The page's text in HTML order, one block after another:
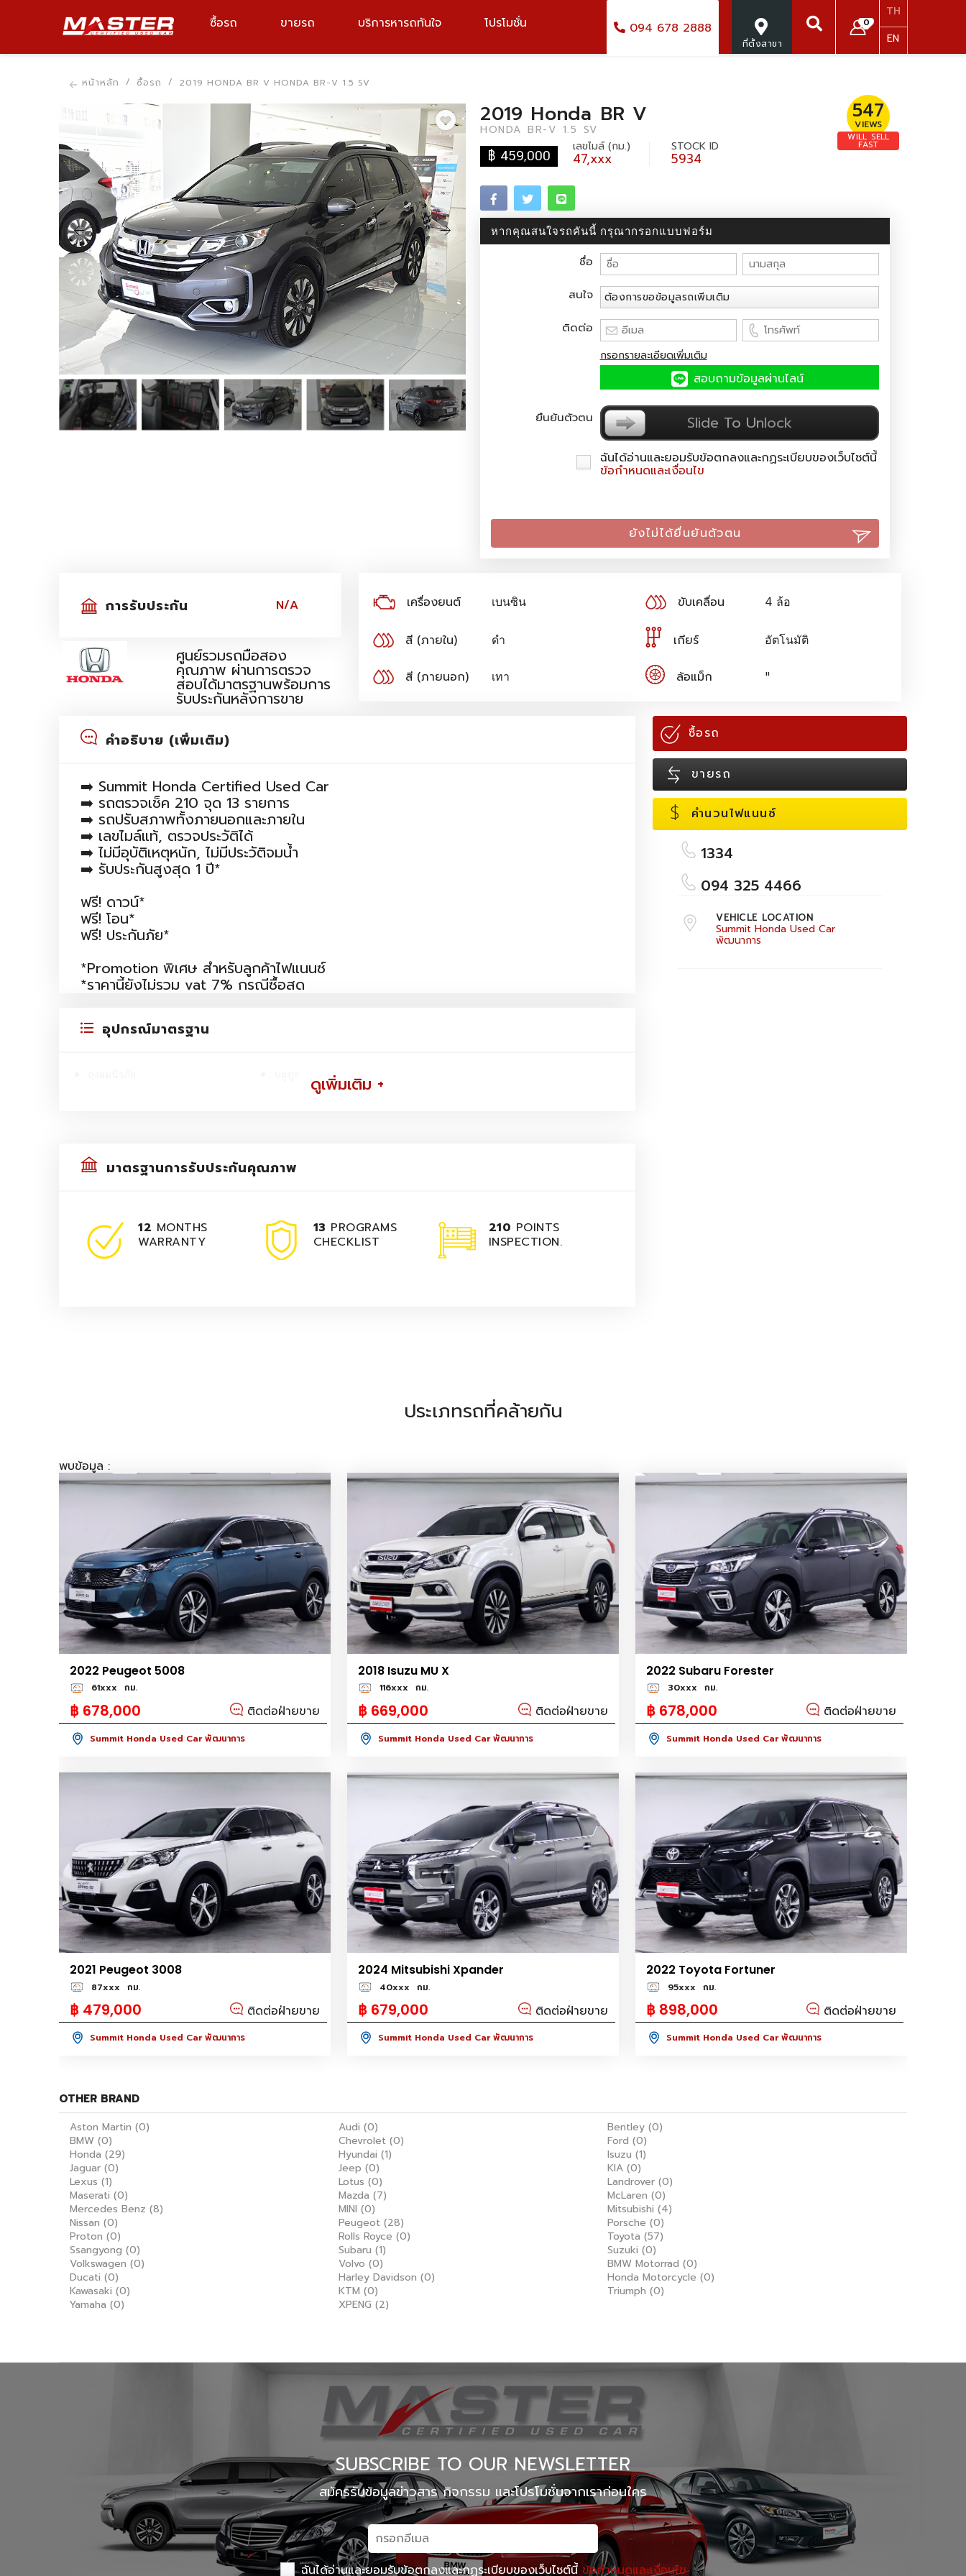
ซื้อรถ ขายรถ บริการหารถทันใจ โปรโมชั่น
TH
EN
0
ที่ตั้งสาขา
094 678 2888
ยี่ห้อรถ, รุ่นรถ, รหัสรถ
หน้าหลัก ซื้อรถ 2019 HONDA BR V HONDA BR-V 1.5 SV
2019 Honda BR V
HONDA BR-V 1.5 SV
547
VIEWS
WILL SELL
FAST
฿ 459,000 เลขไมล์ (กม.)
47,xxx
STOCK ID
5934
หากคุณสนใจรถคันนี้ กรุณากรอกแบบฟอร์ม
ชื่อ
สนใจ
ติดต่อ
กรอกรายละเอียดเพิ่มเติม
สอบถามข้อมูลผ่านไลน์
ยืนยันตัวตน Slide To Unlock
ฉันได้อ่านและยอมรับข้อตกลงและกฏระเบียบของเว็บไซต์นี้
ข้อกำหนดและเงื่อนไข
ยังไม่ได้ยื่นยันตัวตน
การรับประกัน N/A
ศูนย์รวมรถมือสอง
คุณภาพ ผ่านการตรวจ
สอบได้มาตรฐานพร้อมการ
รับประกันหลังการขาย
เครื่องยนต์ เบนซิน ขับเคลื่อน 4 ล้อ
สี (ภายใน) ดำ เกียร์ อัตโนมัติ
สี (ภายนอก) เทา ล้อแม็ก "
คำอธิบาย (เพิ่มเติม)
➡️ Summit Honda Certified Used Car
➡️ รถตรวจเช็ค 210 จุด 13 รายการ
➡️ รถปรับสภาพทั้งภายนอกและภายใน
➡️ เลขไมล์แท้, ตรวจประวัติได้
➡️ ไม่มีอุบัติเหตุหนัก, ไม่มีประวัติจมน้ำ
➡️ รับประกันสูงสุด 1 ปี*
ฟรี! ดาวน์*
ฟรี! โอน*
ฟรี! ประกันภัย*
*Promotion พิเศษ สำหรับลูกค้าไฟแนนซ์
*ราคานี้ยังไม่รวม vat 7% กรณีซื้อสด
อุปกรณ์มาตรฐาน
ดูเพิ่มเติม +
มาตรฐานการรับประกันคุณภาพ
12 MONTHS
WARRANTY
13 PROGRAMS
CHECKLIST
210 POINTS
INSPECTION.
ซื้อรถ
ขายรถ
$ คำนวนไฟแนนซ์
1334
094 325 4466
VEHICLE LOCATION
Summit Honda Used Car
พัฒนาการ
ประเภทรถที่คล้ายกัน
พบข้อมูล :
2022 Peugeot 5008
61xxx กม.
฿ 678,000 ติดต่อฝ่ายขาย
Summit Honda Used Car พัฒนาการ
2018 Isuzu MU X
116xxx กม.
฿ 669,000 ติดต่อฝ่ายขาย
Summit Honda Used Car พัฒนาการ
2022 Subaru Forester
30xxx กม.
฿ 678,000 ติดต่อฝ่ายขาย
Summit Honda Used Car พัฒนาการ
2021 Peugeot 3008
87xxx กม.
฿ 479,000 ติดต่อฝ่ายขาย
Summit Honda Used Car พัฒนาการ
2024 Mitsubishi Xpander
40xxx กม.
฿ 679,000 ติดต่อฝ่ายขาย
Summit Honda Used Car พัฒนาการ
2022 Toyota Fortuner
95xxx กม.
฿ 898,000 ติดต่อฝ่ายขาย
Summit Honda Used Car พัฒนาการ
OTHER BRAND
Aston Martin (0) Audi (0) Bentley (0)
BMW (0) Chevrolet (0) Ford (0)
Honda (29) Hyundai (1) Isuzu (1)
Jaguar (0) Jeep (0) KIA (0)
Lexus (1) Lotus (0) Landrover (0)
Maserati (0) Mazda (7) McLaren (0)
Mercedes Benz (8) MINI (0) Mitsubishi (4)
Nissan (0) Peugeot (28) Porsche (0)
Proton (0) Rolls Royce (0) Toyota (57)
Ssangyong (0) Subaru (1) Suzuki (0)
Volkswagen (0) Volvo (0) BMW Motorrad (0)
Ducati (0) Harley Davidson (0) Honda Motorcycle (0)
Kawasaki (0) KTM (0) Triumph (0)
Yamaha (0) XPENG (2)
SUBSCRIBE TO OUR NEWSLETTER
สมัครรับข้อมูลข่าวสาร กิจกรรม และโปรโมชั่นจากเราก่อนใคร
ฉันได้อ่านและยอมรับข้อตกลงและกฏระเบียบของเว็บไซต์นี้ ข้อกำหนดและเงื่อนไข